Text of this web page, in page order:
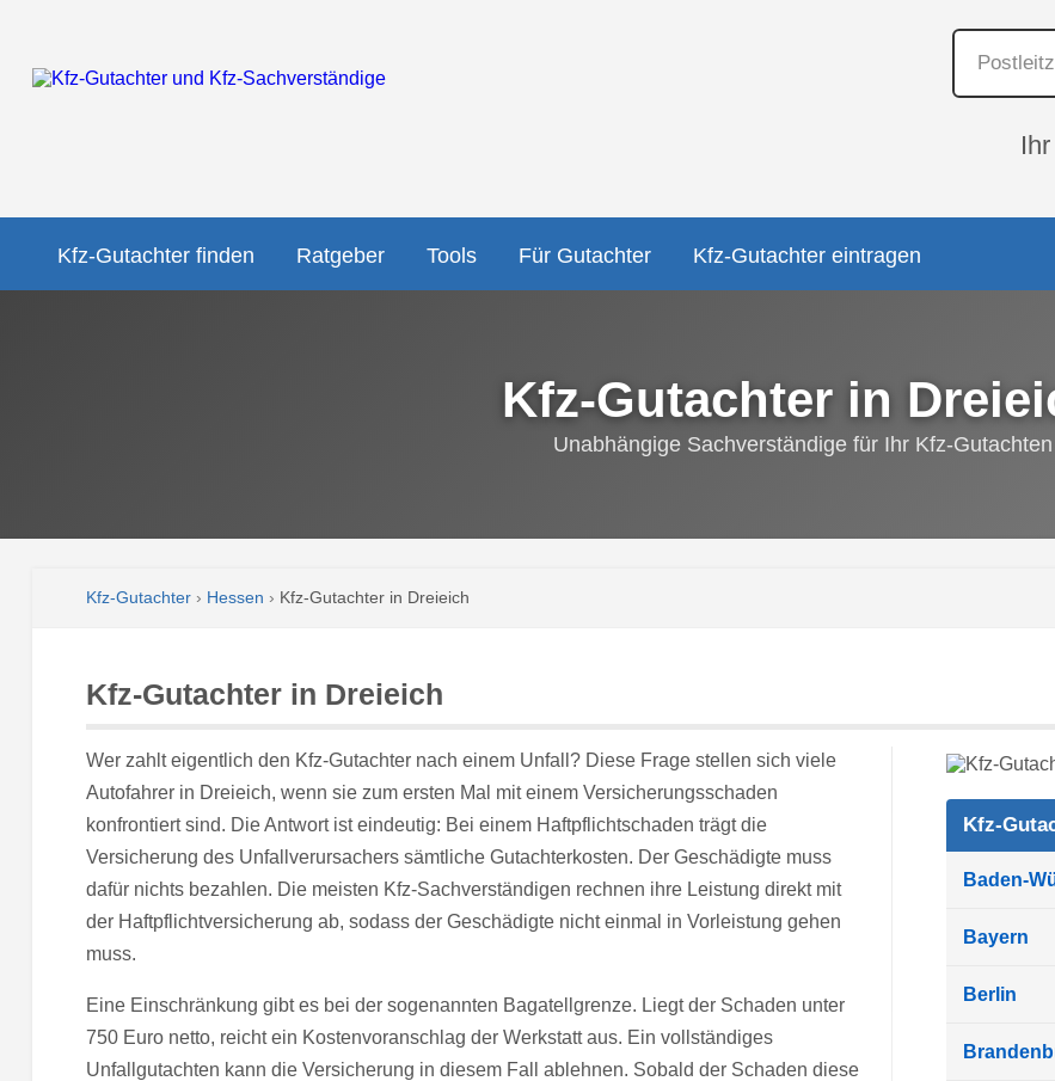
Kfz-Gutachter finden Ratgeber Tools Für Gutachter Kfz-Gutachter eintragen
Kfz-Gutachter in
Unabhängige Sachverständige für Ihr Kfz-Gutachten
Kfz-Gutachter› Hessen › Kfz-Gutachter in Dreieich
Kfz-Gutachter in Dreieich
Wer zahlt eigentlich den Kfz-Gutachter nach einem Unfall? Diese Frage stellen sich viele
Autofahrer in Dreieich, wenn sie zum ersten Mal mit einem Versicherungsschaden
konfrontiert sind. Die Antwort ist eindeutig: Bei einem Haftpflichtschaden trägt die
Versicherung des Unfallverursachers sämtliche Gutachterkosten. Der Geschädigte muss
dafür nichts bezahlen. Die meisten Kfz-Sachverständigen rechnen ihre Leistung direkt mit
der Haftpflichtversicherung ab, sodass der Geschädigte nicht einmal in Vorleistung gehen
muss.
Eine Einschränkung gibt es bei der sogenannten Bagatellgrenze. Liegt der Schaden unter
750 Euro netto, reicht ein Kostenvoranschlag der Werkstatt aus. Ein vollständiges
Unfallgutachten kann die Versicherung in diesem Fall ablehnen. Sobald der Schaden diese
Kfz-
Baden-
Bayern
Berlin